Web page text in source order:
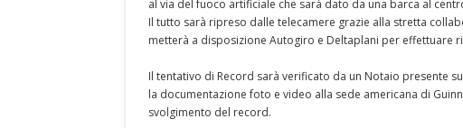
al via del fuoco artificiale che sarà dato da una barca al
Il tutto sarà ripreso dalle telecamere grazie alla stretta
metterà a disposizione Autogiro e Deltaplani per effettuare
Il tentativo di Record sarà verificato da un Notaio presente
la documentazione foto e video alla sede americana di
svolgimento del record.